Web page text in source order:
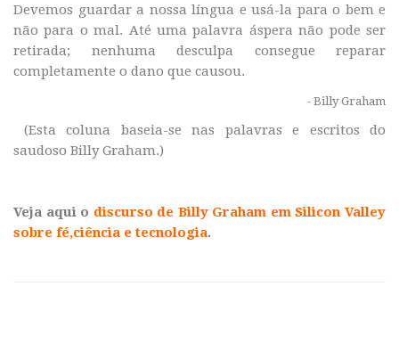
Devemos guardar a nossa língua e usá-la para o bem e
não para o mal. Até uma palavra áspera não pode ser
retirada; nenhuma desculpa consegue reparar
completamente o dano que causou.
- Billy Graham
(Esta coluna baseia-se nas palavras e escritos do
saudoso Billy Graham.)
Veja aqui o discurso de Billy Graham em Silicon Valley
sobre fé,ciência e tecnologia.